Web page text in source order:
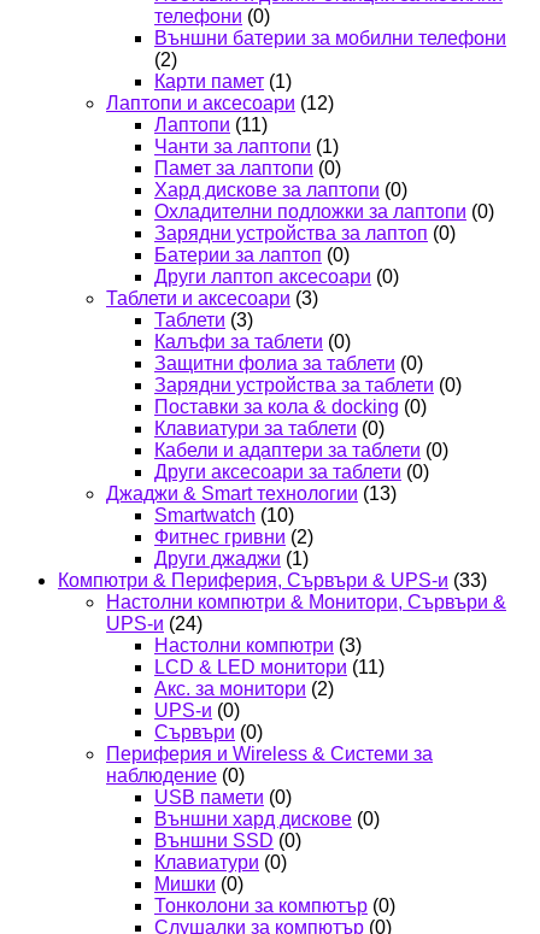
телефони (0)
Външни батерии за мобилни телефони
(2)
Карти памет (1)
Лаптопи и аксесоари (12)
Лаптопи (11)
Чанти за лаптопи (1)
Памет за лаптопи (0)
Хард дискове за лаптопи (0)
Охладителни подложки за лаптопи (0)
Зарядни устройства за лаптоп (0)
Батерии за лаптоп (0)
Други лаптоп аксесоари (0)
Таблети и аксесоари (3)
Таблети (3)
Калъфи за таблети (0)
Защитни фолиа за таблети (0)
Зарядни устройства за таблети (0)
Поставки за кола & docking (0)
Клавиатури за таблети (0)
Кабели и адаптери за таблети (0)
Други аксесоари за таблети (0)
Джаджи & Smart технологии (13)
Smartwatch (10)
Фитнес гривни (2)
Други джаджи (1)
Компютри & Периферия, Сървъри & UPS-и (33)
Настолни компютри & Монитори, Сървъри &
UPS-и (24)
Настолни компютри (3)
LCD & LED монитори (11)
Акс. за монитори (2)
UPS-и (0)
Сървъри (0)
Периферия и Wireless & Системи за
наблюдение (0)
USB памети (0)
Външни хард дискове (0)
Външни SSD (0)
Клавиатури (0)
Мишки (0)
Тонколони за компютър (0)
Слушалки за компютър (0)